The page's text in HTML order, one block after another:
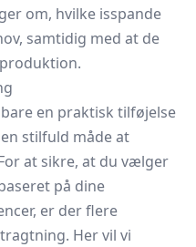
om, hvilke isspande
samtidig med at de
en praktisk tilføjelse
stilfuld måde at
at sikre, at du vælger
på dine
er der flere
Her vil vi